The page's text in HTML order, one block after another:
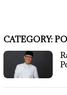
CATEGORY: